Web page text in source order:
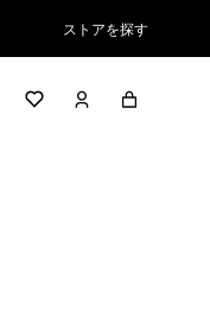
ストアを探す